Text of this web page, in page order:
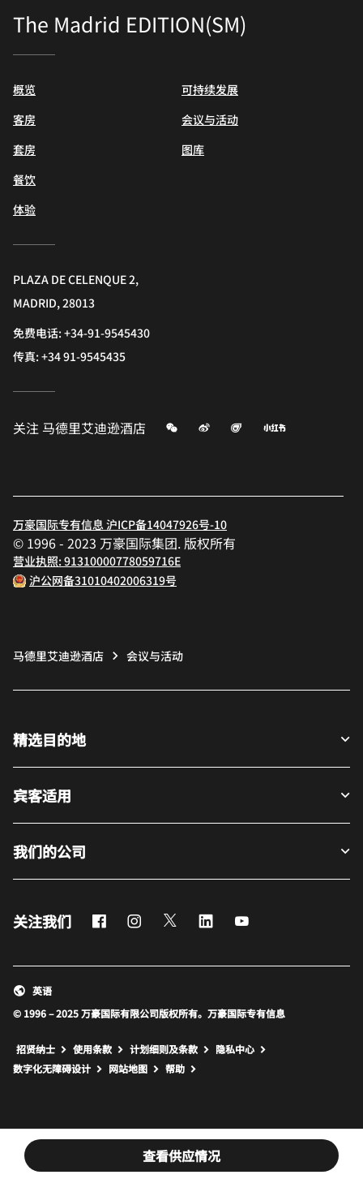
查看供应情况
The Madrid EDITION(SM)
概览
客房
套房
餐饮
体验
可持续发展
会议与活动
图库
PLAZA DE CELENQUE 2,
MADRID, 28013
免费电话:+34-91-9545430
传真:+34 91-9545435
关注 马德里艾迪逊酒店 微信 微博 飞猪 小红书
万豪国际专有信息 沪ICP备14047926号-10
© 1996 - 2023 万豪国际集团. 版权所有
营业执照: 91310000778059716E
沪公网备31010402006319号
马德里艾迪逊酒店 会议与活动
精选目的地
宾客适用
我们的公司
关注我们 FacebookInstagram
Twitter LinkedIn
© 1996 – 2025 万豪国际有限公司版权所有。万豪国际专有信息
英语
招贤纳士 使用条款 计划细则及条款
隐私中心
数字化无障碍设计
网站地图 打开新窗口
帮助